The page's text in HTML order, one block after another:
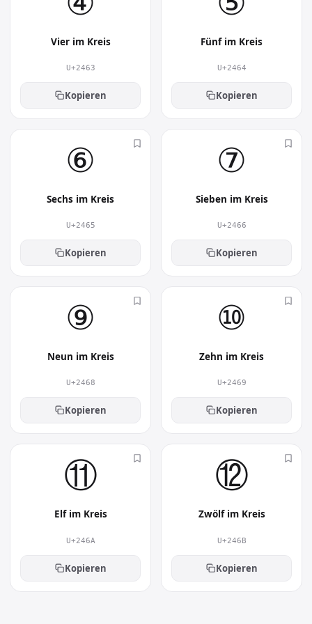
Vier im Kreis
U+2463
Kopieren
Fünf im Kreis
U+2464
Kopieren
⑥︎
Sechs im Kreis
U+2465
Kopieren
⑦︎
Sieben im Kreis
U+2466
Kopieren
⑨︎
Neun im Kreis
U+2468
Kopieren
⑩︎
Zehn im Kreis
U+2469
Kopieren
⑪︎
Elf im Kreis
U+246A
Kopieren
⑫︎
Zwölf im Kreis
U+246B
Kopieren